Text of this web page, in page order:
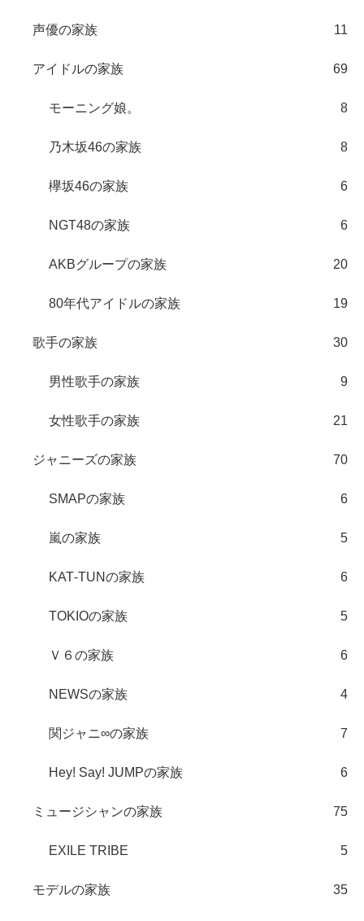
声優の家族 11
アイドルの家族 69
モーニング娘。 8
乃木坂46の家族 8
欅坂46の家族 6
NGT48の家族 6
AKBグループの家族 20
80年代アイドルの家族 19
歌手の家族 30
男性歌手の家族 9
女性歌手の家族 21
ジャニーズの家族 70
SMAPの家族 6
嵐の家族 5
KAT‐TUNの家族 6
TOKIOの家族 5
Ｖ６の家族 6
NEWSの家族 4
関ジャニ∞の家族 7
Hey! Say! JUMPの家族 6
ミュージシャンの家族 75
EXILE TRIBE 5
モデルの家族 35